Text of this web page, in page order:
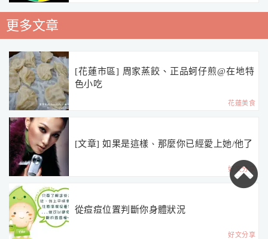
更多文章
[花蓮市區] 周家蒸餃、正品蚵仔煎@在地特
色小吃
花蓮美食
[文章] 如果是這樣、那麼你已經愛上她/他了
好文分享
從痘痘位置判斷你身體狀況
好文分享